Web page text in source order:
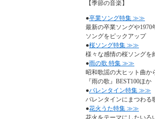
【季節の音楽】
●卒業ソング特集 ≫≫
最新の卒業ソングや
ソングをピックアップ
●桜ソング特集 ≫≫
様々な感情の桜ソングを
●雨の歌 特集 ≫≫
昭和歌謡の大ヒット曲か
『雨の歌』BEST100ほか
●バレンタイン特集 ≫≫
バレンタインにまつわる
●花火うた特集 ≫≫
花火をテーマにしたいろ